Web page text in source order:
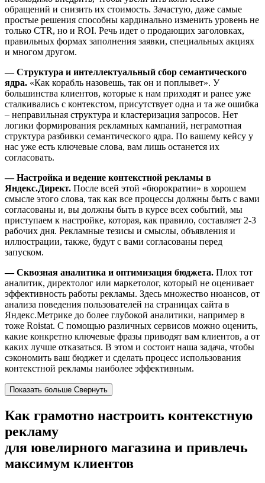
обращений и снизить их стоимость. Зачастую, даже самые
простые решения способны кардинально изменить уровень не
только CTR, но и ROI. Речь идет о продающих заголовках,
правильных формах заполнения заявки, специальных акциях
и многом другом.
— Структура и интеллектуальный сбор семантического
ядра. «Как корабль назовешь, так он и поплывет». У
большинства клиентов, которые к нам приходят и ранее уже
сталкивались с контекстом, присутствует одна и та же ошибка
– неправильная структура и кластеризация запросов. Нет
логики формирования рекламных кампаний, неграмотная
структура разбивки семантического ядра. По вашему кейсу у
нас уже есть ключевые слова, вам лишь останется их
согласовать.
— Настройка и ведение контекстной рекламы в
Яндекс.Директ. После всей этой «бюрократии» в хорошем
смысле этого слова, так как все процессы должны быть с вами
согласованы и, вы должны быть в курсе всех событий, мы
приступаем к настройке, которая, как правило, составляет 2-3
рабочих дня. Рекламные тезисы и смыслы, объявления и
иллюстрации, также, будут с вами согласованы перед
запуском.
— Сквозная аналитика и оптимизация бюджета. Плох тот
аналитик, директолог или маркетолог, который не оценивает
эффективность работы рекламы. Здесь множество нюансов, от
анализа поведения пользователей на страницах сайта в
Яндекс.Метрике до более глубокой аналитики, например в
тоже Roistat. С помощью различных сервисов можно оценить,
какие конкретно ключевые фразы приводят вам клиентов, а от
каких лучше отказаться. В этом и состоит наша задача, чтобы
сэкономить ваш бюджет и сделать процесс использования
контекстной рекламы наиболее эффективным.
Показать больше Свернуть
Как грамотно настроить контекстную
рекламу
для ювелирного магазина и привлечь
максимум клиентов